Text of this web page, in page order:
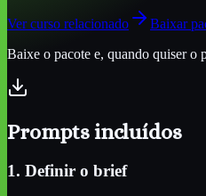
Ver curso relacionado
Baixar
Baixe o pacote e, quando quiser o
Prompts incluídos
1. Definir o brief